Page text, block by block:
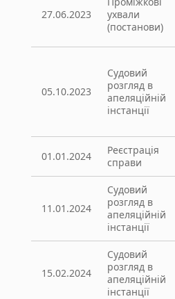
27.06.2023
ухвали
(постанови)
05.10.2023
Судовий
розгляд в
апеляційній
інстанції
01.01.2024
Реєстрація
справи
11.01.2024
Судовий
розгляд в
апеляційній
інстанції
15.02.2024
Судовий
розгляд в
апеляційній
інстанції